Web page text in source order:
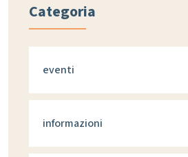
Categoria
eventi
informazioni